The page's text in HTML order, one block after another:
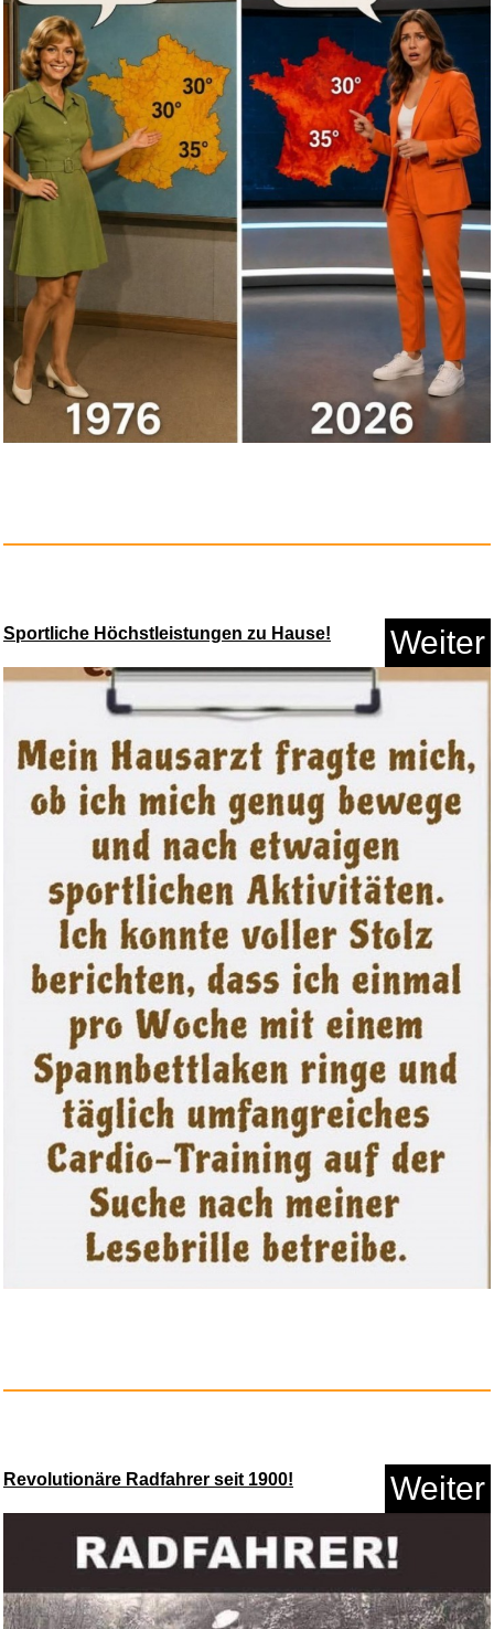
Navitimer Story: The Epic Saga...
Anzeige
Mein Lehrerplaner A4+ - Ringbi...
Anzeige
L'étranger...
Sportliche Höchstleistungen zu Hause! Weiter
Revolutionäre Radfahrer seit 1900! Weiter